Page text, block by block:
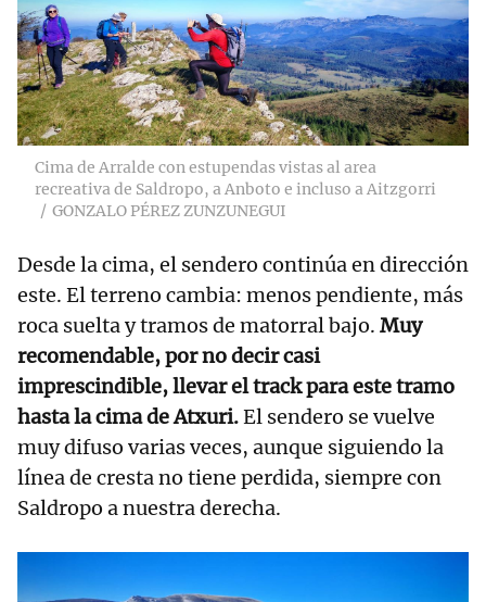
Cima de Arralde con estupendas vistas al area
recreativa de Saldropo, a Anboto e incluso a Aitzgorri
GONZALO PÉREZ ZUNZUNEGUI
Desde la cima, el sendero continúa en dirección
este. El terreno cambia: menos pendiente, más
roca suelta y tramos de matorral bajo. Muy
recomendable, por no decir casi
imprescindible, llevar el track para este tramo
hasta la cima de Atxuri.El sendero se vuelve
muy difuso varias veces, aunque siguiendo la
línea de cresta no tiene perdida, siempre con
Saldropo a nuestra derecha.